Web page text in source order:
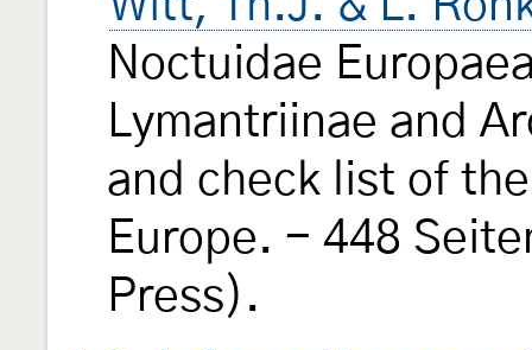
Noctuidae
Lymantriinae and
and check list of
Europe. - 448
Press).